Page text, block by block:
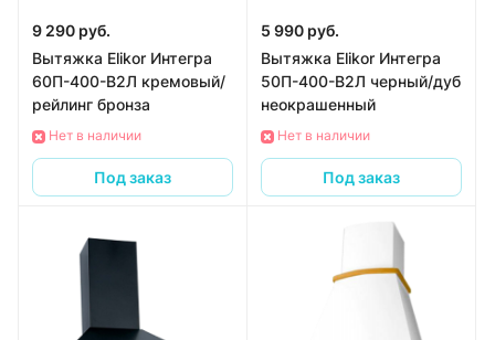
9 290 руб.
Вытяжка Elikor Интегра
60П-400-В2Л кремовый/
рейлинг бронза
Нет в наличии
Под заказ
5 990 руб.
Вытяжка Elikor Интегра
50П-400-В2Л черный/дуб
неокрашенный
Нет в наличии
Под заказ